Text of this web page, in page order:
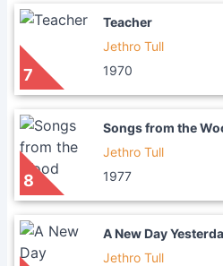
7
Teacher
Jethro Tull
1970
8
Songs from the
Jethro Tull
1977
A New Day
Jethro Tull